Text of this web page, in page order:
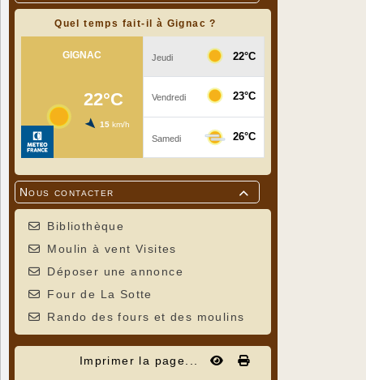
Quel temps fait-il à Gignac ?

Nous contacter
Bibliothèque
Moulin à vent Visites
Déposer une annonce
Four de La Sotte
Rando des fours et des moulins
Imprimer la page...